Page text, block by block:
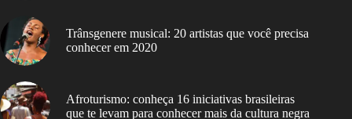
Trânsgenere musical: 20 artistas que você precisa
conhecer em 2020
Afroturismo: conheça 16 iniciativas brasileiras
que te levam para conhecer mais da cultura negra